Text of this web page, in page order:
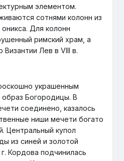
элементом.
сотнями колонн из
Для колонн
римский храм, а
Лев в VIII в.
украшенным
Богородицы. В
соединено, казалось
ниши мечети богато
Центральный купол
из синей и золотой
Кордова подчинилась